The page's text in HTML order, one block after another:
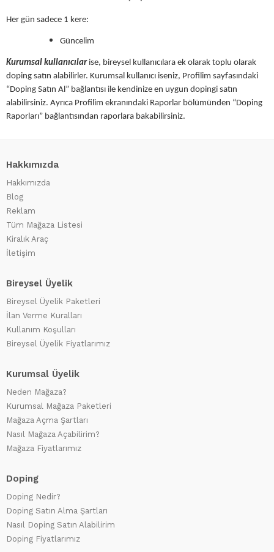
Her gün sadece 1 kere:
Güncelim
Kurumsal kullanıcılarise, bireysel kullanıcılara ek olarak toplu olarak
doping satın alabilirler. Kurumsal kullanıcı iseniz, Profilim sayfasındaki
“Doping Satın Al” bağlantısı ile kendinize en uygun dopingi satın
alabilirsiniz. Ayrıca Profilim ekranındaki Raporlar bölümünden “Doping
Raporları” bağlantısından raporlara bakabilirsiniz.
Hakkımızda
Hakkımızda
Blog
Reklam
Tüm Mağaza Listesi
Kiralık Araç
İletişim
Bireysel Üyelik
Bireysel Üyelik Paketleri
İlan Verme Kuralları
Kullanım Koşulları
Bireysel Üyelik Fiyatlarımız
Kurumsal Üyelik
Neden Mağaza?
Kurumsal Mağaza Paketleri
Mağaza Açma Şartları
Nasıl Mağaza Açabilirim?
Mağaza Fiyatlarımız
Doping
Doping Nedir?
Doping Satın Alma Şartları
Nasıl Doping Satın Alabilirim
Doping Fiyatlarımız